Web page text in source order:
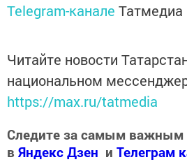
Telegram-канале Татмедиа
Читайте новости
национальном
https://max.ru/tatmedia
Следите за самым важным
в Яндекс Дзен и Телеграм